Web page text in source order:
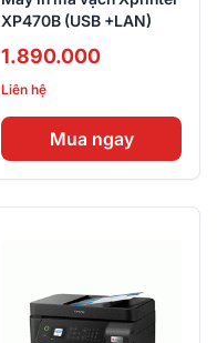
XP470B (USB +LAN)
1.890.000
Liên hệ
Mua ngay